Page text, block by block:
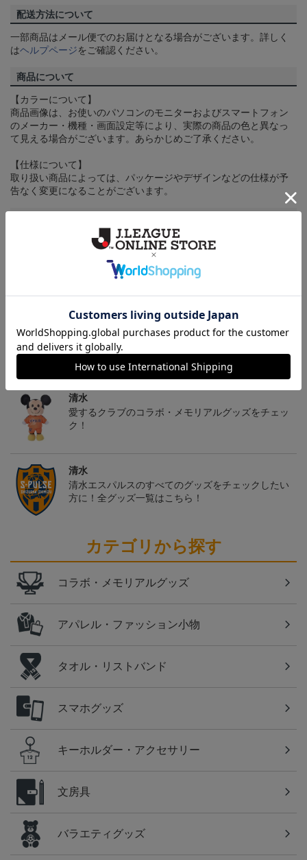
配送方法について
一部商品はメール便でのお届けとなる場合がございます。詳しく
はヘルプページをご確認ください。
商品について
【カラーについて】
商品画像は、お使いのパソコンのモニターおよびスマートフォン
のメーカー・機種・画面設定等により、実際の商品の色と異なっ
て見える場合がございます。あらかじめご了承ください。
【仕様について】
取り扱い商品によっては、パッケージやデザインなどの仕様が予
告なく変更になることがございます。
決済について
ギフト対応について
清水
愛するクラブのコラボ・メモリアルグッズをチェッ
ク！
清水
清水エスパルスのすべてのグッズをチェックしたい
方に！全グッズ一覧はこちら！
カテゴリから探す
コラボ・メモリアルグッズ
アパレル・ファッション小物
タオル・リストバンド
スマホグッズ
キーホルダー・アクセサリー
文房具
バラエティグッズ